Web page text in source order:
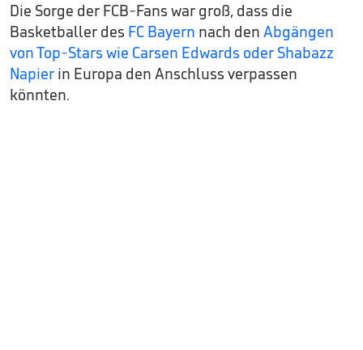
Die Sorge der FCB-Fans war groß, dass die
Basketballer des FC Bayern nach den Abgängen
von Top-Stars wie Carsen Edwards oder Shabazz
Napier in Europa den Anschluss verpassen
könnten.